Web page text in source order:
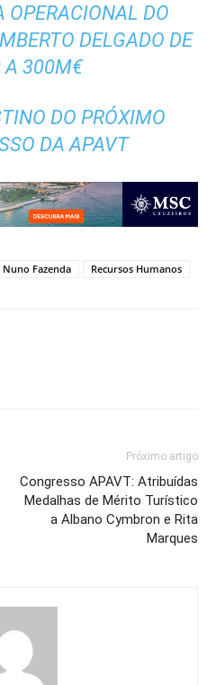
OPERACIONAL DO
DELGADO DE
A 300M€
DO PRÓXIMO
DA APAVT
Nuno Fazenda Recursos Humanos
Próximo artigo
Congresso APAVT: Atribuídas
Medalhas de Mérito Turístico
a Albano Cymbron e Rita
Marques